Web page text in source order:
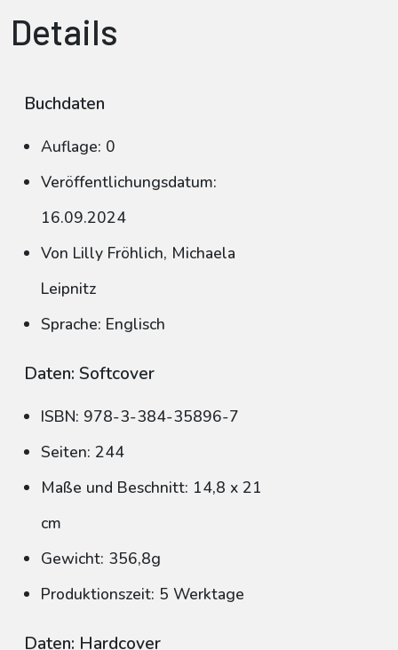
Details
Buchdaten
Auflage: 0
Veröffentlichungsdatum:
16.09.2024
Von Lilly Fröhlich, Michaela
Leipnitz
Sprache: Englisch
Daten: Softcover
ISBN: 978-3-384-35896-7
Seiten: 244
Maße und Beschnitt: 14,8 x 21
cm
Gewicht: 356,8g
Produktionszeit: 5 Werktage
Daten: Hardcover